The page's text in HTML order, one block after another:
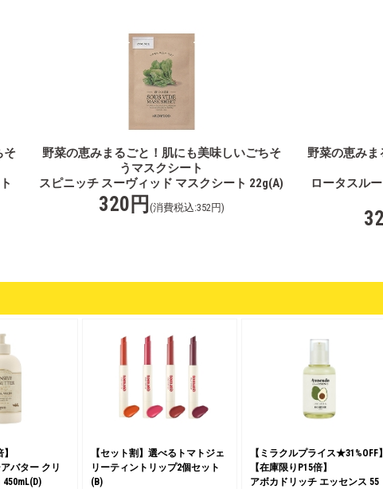
そ
野菜の恵みまるごと！肌にも美味しいごちそ
うマスクシート
スピニッチ スーヴィッド マスクシート 22g(A)
320円 (消費税込:352円)
野菜の恵みま
ロータスル
バター クリ
【セット割】選べるトマトジェ
リーティントリップ2個セット
(B)
【ミラクルプライス★31%OFF】
【在庫限りP15倍】
アボカドリッチ エッセンス 55